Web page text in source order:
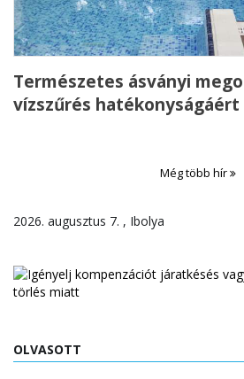
Természetes ásványi
vízszűrés hatékonyságáért
Még több hír
2026. augusztus 7. , Ibolya
OLVASOTT